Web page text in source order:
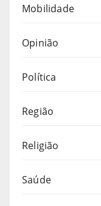
Mobilidade
Opinião
Política
Região
Religião
Saúde